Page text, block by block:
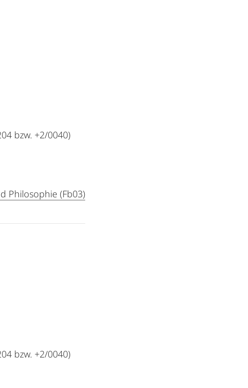
bzw. +2/0040)
Philosophie (Fb03)
bzw. +2/0040)